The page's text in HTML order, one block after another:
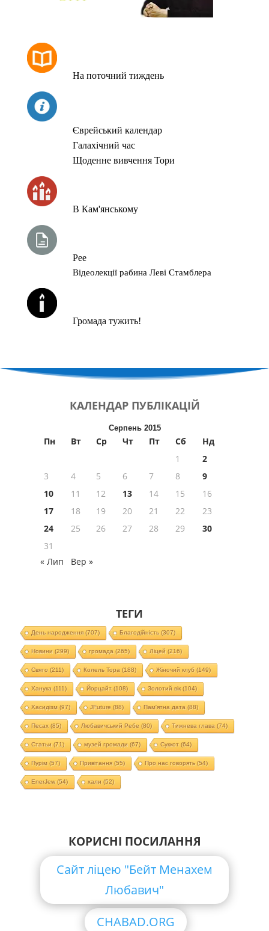
На поточний тиждень
Єврейський календар
Галахічний час
Щоденне вивчення Тори
В Кам'янському
Рее
Відеолекції рабина Леві Стамблера
Громада тужить!
КАЛЕНДАР ПУБЛІКАЦІЙ
Серпень 2015
Пн Вт Ср Чт Пт Сб
Нд
1
2
3
4 5 6 7 8
9
10
11 12 13 14 15
16
17
18 19 20 21 22
23
24
25 26 27 28 29
30
31
« Лип
Вер »
ТЕГИ
День народження(707) Благодійність(307)
Новини (299) громада (265) Ліцей (216)
Свято (211) Колель Тора (188) Жіночий клуб (149)
Ханука (111) Йорцайт (108) Золотий вік(104)
Хасидізм (97) JFuture (88) Пам'ятна дата (88)
Песах(85) Любавичський Ребе (80) Тижнева глава (74)
Статьи (71) музей громади (67) Суккот (64)
Пурім (57) Привітання(55) Про нас говорять(54)
EnerJew(54) хали (52)
КОРИСНІ ПОСИЛАННЯ
Сайт ліцею "Бейт Менахем
Любавич"
CHABAD.ORG